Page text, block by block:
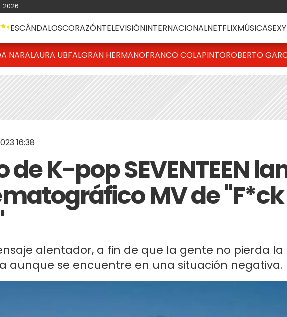
2026
ESCÁNDALOSCORAZÓNTELEVISIÓNINTERNACIONALNETFLIXMÚSICASEXY
NARALAURA UBFALGRAN HERMANOFRANCO COLAPINTOROBERTO
16:38
de K-pop SEVENTEEN
MV de "F*ck
alentador, a fin de que la gente no pierda la
aunque se encuentre en una situación negativa.